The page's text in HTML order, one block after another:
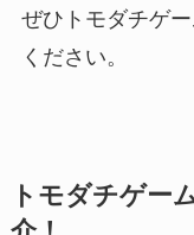
ぜひトモダチゲ
ください。
トモダチゲー